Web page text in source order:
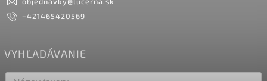
+421465420569
VYHĽADÁVANIE